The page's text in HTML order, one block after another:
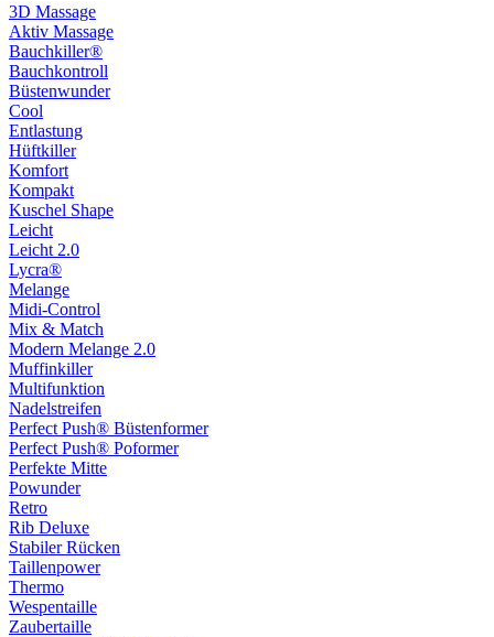
3D Massage
Aktiv Massage
Bauchkiller®
Bauchkontroll
Büstenwunder
Cool
Entlastung
Hüftkiller
Komfort
Kompakt
Kuschel Shape
Leicht
Leicht 2.0
Lycra®
Melange
Midi-Control
Mix & Match
Modern Melange 2.0
Muffinkiller
Multifunktion
Nadelstreifen
Perfect Push® Büstenformer
Perfect Push® Poformer
Perfekte Mitte
Powunder
Retro
Rib Deluxe
Stabiler Rücken
Taillenpower
Thermo
Wespentaille
Zaubertaille